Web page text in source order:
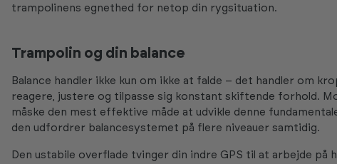
trampolinens egnethed for netop din rygsituation.
Trampolin og din balance
Balance handler ikke kun om ikke at falde – det handler om
reagere, justere og tilpasse sig konstant skiftende forhold.
måske den mest effektive måde at udvikle denne
den udfordrer balancesystemet på flere niveauer samtidig.
Den ustabile overflade tvinger din indre GPS til at arbejde på